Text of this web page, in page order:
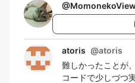
@
atoris @atoris
難しかったことが
コードで少しづつ